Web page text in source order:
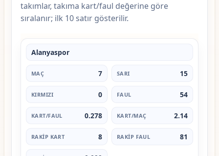
takımlar, takıma kart/faul değerine göre
sıralanır; ilk 10 satır gösterilir.
Alanyaspor
7 15
0 54
0.278 2.14
8 81